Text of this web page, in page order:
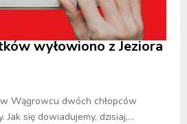
wyłowiono z Jeziora
Wągrowcu dwóch chłopców
Jak się dowiadujemy, dzisiaj,...